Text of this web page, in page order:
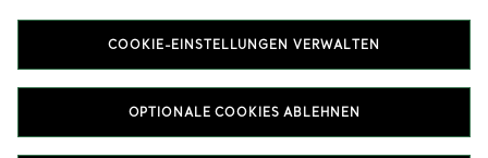
T&Co. 2026
COOKIE-EINSTELLUNGEN VERWALTEN
OPTIONALE COOKIES ABLEHNEN